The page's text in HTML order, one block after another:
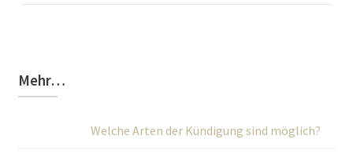
Mehr…
Welche Arten der Kündigung sind möglich?